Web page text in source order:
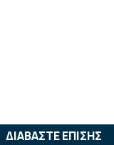
ΔΙΑΒΑΣΤΕ ΕΠΙΣΗΣ